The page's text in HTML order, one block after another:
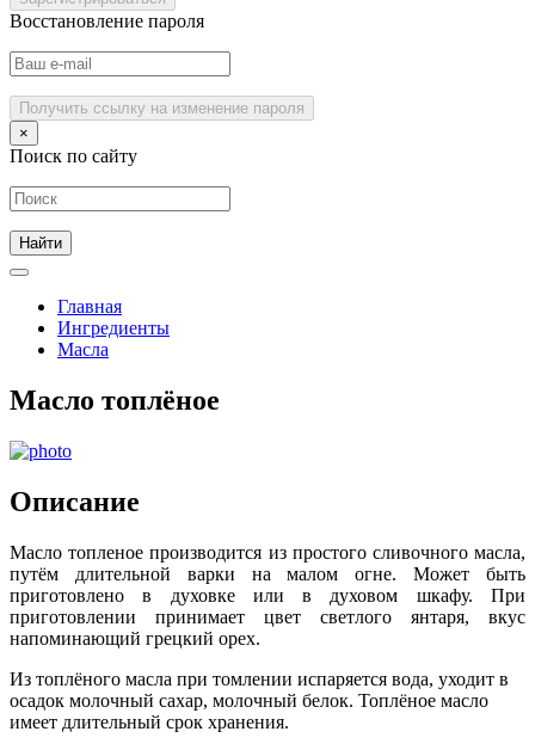
Восстановление пароля
Получить ссылку на изменение пароля
×
Поиск по сайту
Главная
Ингредиенты
Масла
Масло топлёное
Описание
Масло топленое производится из простого сливочного масла,
путём длительной варки на малом огне. Может быть
приготовлено в духовке или в духовом шкафу. При
приготовлении принимает цвет светлого янтаря, вкус
напоминающий грецкий орех.
Из топлёного масла при томлении испаряется вода, уходит в
осадок молочный сахар, молочный белок. Топлёное масло
имеет длительный срок хранения.